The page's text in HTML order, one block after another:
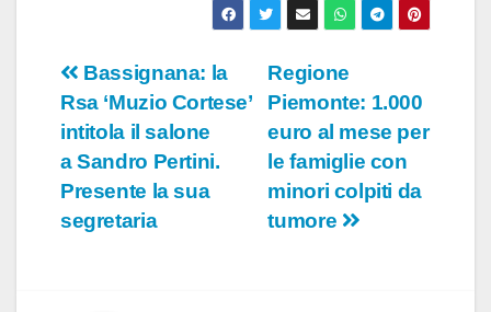
Navigazione
articoli
Regione
Piemonte: 1.000
euro al mese per
le famiglie con
minori colpiti da
tumore
Bassignana: la
Rsa ‘Muzio Cortese’
intitola il salone
a Sandro Pertini.
Presente la sua
segretaria